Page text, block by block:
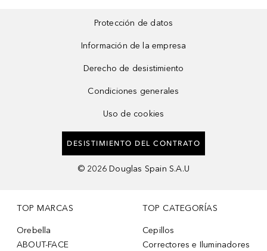
Protección de datos
Información de la empresa
Derecho de desistimiento
Condiciones generales
Uso de cookies
DESISTIMIENTO DEL CONTRATO
© 2026 Douglas Spain S.A.U
TOP MARCAS
Orebella
ABOUT-FACE
TOP CATEGORÍAS
Cepillos
Correctores e Iluminadores